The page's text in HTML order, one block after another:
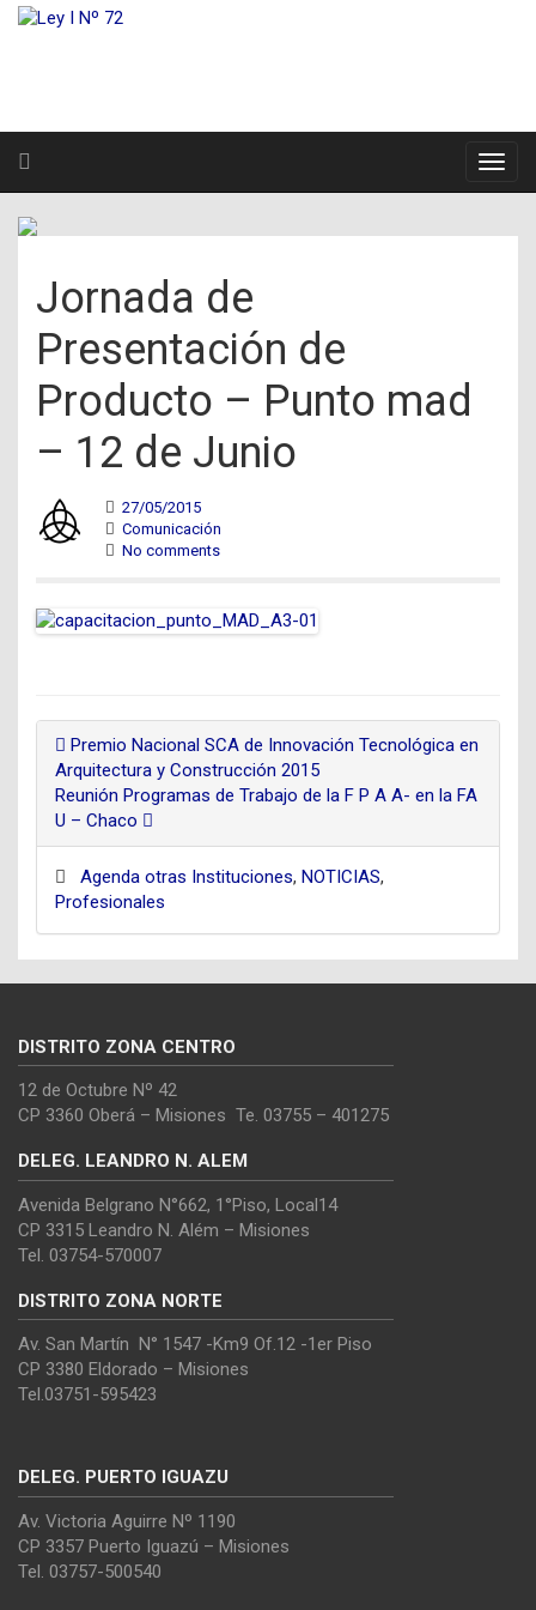
Jornada de
Presentación de
Producto – Punto mad
– 12 de Junio
27/05/2015
Comunicación
No comments
Premio Nacional SCA de Innovación Tecnológica en
Arquitectura y Construcción 2015
Reunión Programas de Trabajo de la F P A A- en la FA
U – Chaco
Agenda otras Instituciones, NOTICIAS,
Profesionales
DISTRITO ZONA CENTRO
12 de Octubre Nº 42
CP 3360 Oberá – Misiones Te. 03755 – 401275
DELEG. LEANDRO N. ALEM
Avenida Belgrano N°662, 1°Piso, Local14
CP 3315 Leandro N. Além – Misiones
Tel. 03754-570007
DISTRITO ZONA NORTE
Av. San Martín N° 1547 -Km9 Of.12 -1er Piso
CP 3380 Eldorado – Misiones
Tel.03751-595423
DELEG. PUERTO IGUAZU
Av. Victoria Aguirre Nº 1190
CP 3357 Puerto Iguazú – Misiones
Tel. 03757-500540